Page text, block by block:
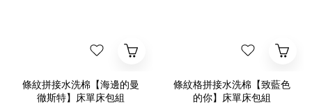
條紋拼接水洗棉【海邊的曼
徹斯特】床單床包組
條紋格拼接水洗棉【致藍色
的你】床單床包組